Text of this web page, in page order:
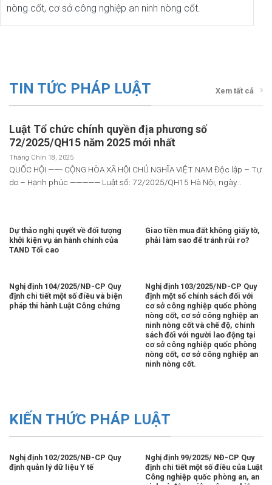
nòng cốt, cơ sở công nghiệp an ninh nòng cốt.
TIN TỨC PHÁP LUẬT Xem tất cả
Luật Tổ chức chính quyền địa phương số
72/2025/QH15 năm 2025 mới nhất
Tháng Chín 18, 2025
QUỐC HỘI ——- CỘNG HÒA XÃ HỘI CHỦ NGHĨA VIỆT NAM Độc lập – Tự
do – Hạnh phúc ————— Luật số: 72/2025/QH15 Hà Nội, ngày...
Dự thảo nghị quyết về đối tượng
khởi kiện vụ án hành chính của
TAND Tối cao
Giao tiền mua đất không giấy tờ,
phải làm sao để tránh rủi ro?
Nghị định 104/2025/NĐ-CP Quy
định chi tiết một số điều và biện
pháp thi hành Luật Công chứng
Nghị định 103/2025/NĐ-CP Quy
định một số chính sách đối với
cơ sở công nghiệp quốc phòng
nòng cốt, cơ sở công nghiệp an
ninh nòng cốt và chế độ, chính
sách đối với người lao động tại
cơ sở công nghiệp quốc phòng
nòng cốt, cơ sở công nghiệp an
ninh nòng cốt.
KIẾN THỨC PHÁP LUẬT
Nghị định 102/2025/NĐ-CP Quy
định quản lý dữ liệu Y tế
Nghị định 99/2025/ NĐ-CP Quy
định chi tiết một số điều của Luật
Công nghiệp quốc phòng an, an